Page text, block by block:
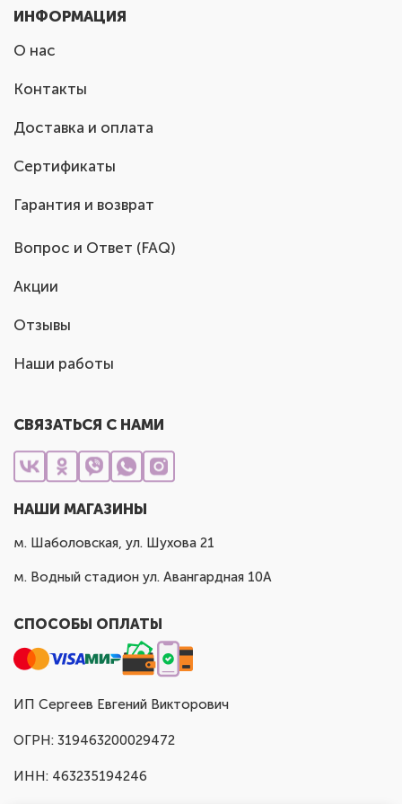
ИНФОРМАЦИЯ
О нас
Контакты
Доставка и оплата
Сертификаты
Гарантия и возврат
Вопрос и Ответ (FAQ)
Акции
Отзывы
Наши работы
СВЯЗАТЬСЯ С НАМИ
НАШИ МАГАЗИНЫ
м. Шаболовская, ул. Шухова 21
м. Водный стадион ул. Авангардная 10А
СПОСОБЫ ОПЛАТЫ
ИП Сергеев Евгений Викторович
ОГРН: 319463200029472
ИНН: 463235194246